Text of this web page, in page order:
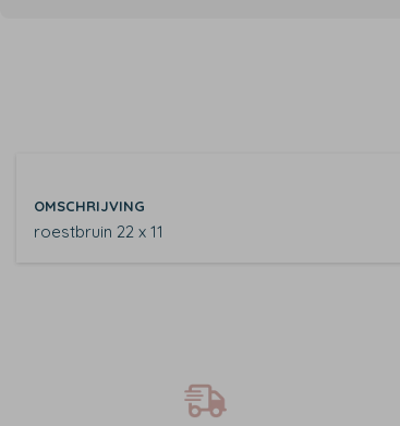
OMSCHRIJVING
roestbruin 22 x 11